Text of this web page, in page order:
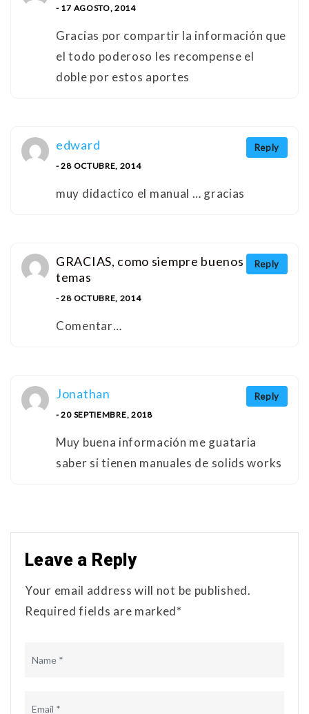
- 17 AGOSTO, 2014
Gracias por compartir la información que
el todo poderoso les recompense el
doble por estos aportes
Reply
edward
- 28 OCTUBRE, 2014
muy didactico el manual … gracias
Reply
GRACIAS, como siempre buenos
temas
- 28 OCTUBRE, 2014
Comentar…
Reply
Jonathan
- 20 SEPTIEMBRE, 2018
Muy buena información me guataria
saber si tienen manuales de solids works
Leave a Reply
Your email address will not be published.
Required fields are marked*